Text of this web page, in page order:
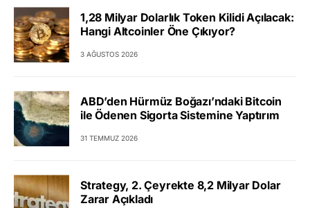
1,28 Milyar Dolarlık Token Kilidi Açılacak:
Hangi Altcoinler Öne Çıkıyor?
3 AĞUSTOS 2026
ABD’den Hürmüz Boğazı’ndaki Bitcoin
ile Ödenen Sigorta Sistemine Yaptırım
31 TEMMUZ 2026
Strategy, 2. Çeyrekte 8,2 Milyar Dolar
Zarar Açıkladı